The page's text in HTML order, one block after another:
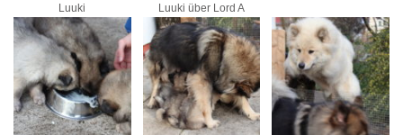
Luuki Luuki über Lord A